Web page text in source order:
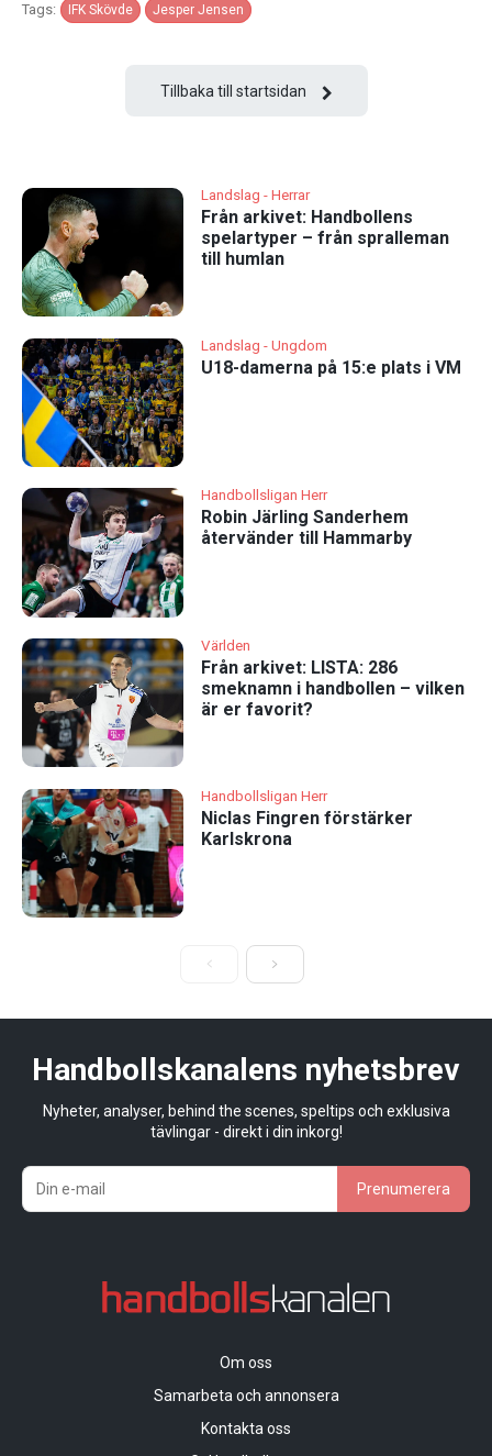
Tags: IFK Skövde Jesper Jensen
Tillbaka till startsidan
Landslag - Herrar
Från arkivet: Handbollens
spelartyper – från spralleman
till humlan
Landslag - Ungdom
U18-damerna på 15:e plats i VM
Handbollsligan Herr
Robin Järling Sanderhem
återvänder till Hammarby
Världen
Från arkivet: LISTA: 286
smeknamn i handbollen – vilken
är er favorit?
Handbollsligan Herr
Niclas Fingren förstärker
Karlskrona
Handbollskanalens nyhetsbrev
Nyheter, analyser, behind the scenes, speltips och exklusiva
tävlingar - direkt i din inkorg!
Prenumerera
Om oss
Samarbeta och annonsera
Kontakta oss